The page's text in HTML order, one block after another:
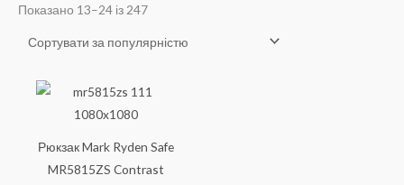
Показано 13–24 із 247Відсортовано
Рюкзак Mark Ryden Safe
MR5815ZS Contrast